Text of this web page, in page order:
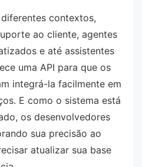
contextos,
ao cliente, agentes
e até assistentes
uma API para que os
integrá-la facilmente em
E como o sistema está
os desenvolvedores
sua precisão ao
atualizar sua base